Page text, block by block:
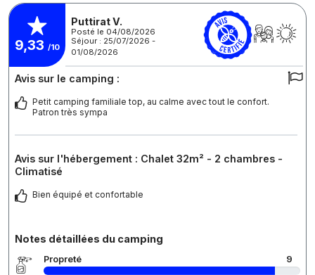
9,33 /10
Puttirat V.
Posté le 04/08/2026
Séjour : 25/07/2026 -
01/08/2026
Avis sur le camping :
Petit camping familiale top, au calme avec tout le confort.
Patron très sympa
Avis sur l'hébergement : Chalet 32m² - 2 chambres -
Climatisé
Bien équipé et confortable
Notes détaillées du camping
Propreté 9